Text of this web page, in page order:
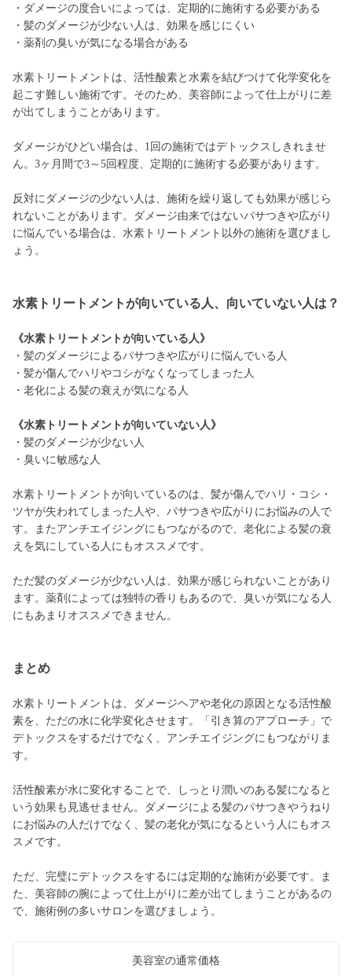
・ダメージの度合いによっては、定期的に施術する必要がある
・髪のダメージが少ない人は、効果を感じにくい
・薬剤の臭いが気になる場合がある
水素トリートメントは、活性酸素と水素を結びつけて化学変化を
起こす難しい施術です。そのため、美容師によって仕上がりに差
が出てしまうことがあります。
ダメージがひどい場合は、1回の施術ではデトックスしきれませ
ん。3ヶ月間で3～5回程度、定期的に施術する必要があります。
反対にダメージの少ない人は、施術を繰り返しても効果が感じら
れないことがあります。ダメージ由来ではないパサつきや広がり
に悩んでいる場合は、水素トリートメント以外の施術を選びまし
ょう。
水素トリートメントが向いている人、向いていない人は？
《水素トリートメントが向いている人》
・髪のダメージによるパサつきや広がりに悩んでいる人
・髪が傷んでハリやコシがなくなってしまった人
・老化による髪の衰えが気になる人
《水素トリートメントが向いていない人》
・髪のダメージが少ない人
・臭いに敏感な人
水素トリートメントが向いているのは、髪が傷んでハリ・コシ・
ツヤが失われてしまった人や、パサつきや広がりにお悩みの人で
す。またアンチエイジングにもつながるので、老化による髪の衰
えを気にしている人にもオススメです。
ただ髪のダメージが少ない人は、効果が感じられないことがあり
ます。薬剤によっては独特の香りもあるので、臭いが気になる人
にもあまりオススメできません。
まとめ
水素トリートメントは、ダメージヘアや老化の原因となる活性酸
素を、ただの水に化学変化させます。「引き算のアプローチ」で
デトックスをするだけでなく、アンチエイジングにもつながりま
す。
活性酸素が水に変化することで、しっとり潤いのある髪になると
いう効果も見逃せません。ダメージによる髪のパサつきやうねり
にお悩みの人だけでなく、髪の老化が気になるという人にもオス
スメです。
ただ、完璧にデトックスをするには定期的な施術が必要です。ま
た、美容師の腕によって仕上がりに差が出てしまうことがあるの
で、施術例の多いサロンを選びましょう。
美容室の通常価格